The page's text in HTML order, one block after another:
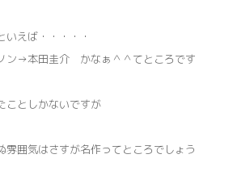
いえば・・・・・
ン→本田圭介 かなぁ＾＾てところです
ことしかないですが
雰囲気はさすが名作ってところでしょう